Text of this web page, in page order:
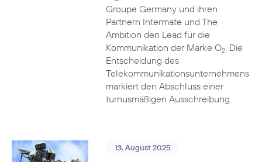
Groupe Germany und ihren
Partnern Intermate und The
Ambition den Lead für die
Kommunikation der Marke O2. Die
Entscheidung des
Telekommunikationsunternehmens
markiert den Abschluss einer
turnusmäßigen Ausschreibung.
13. August 2025